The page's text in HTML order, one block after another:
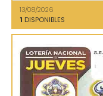
13/08/2026
1 DISPONIBLES